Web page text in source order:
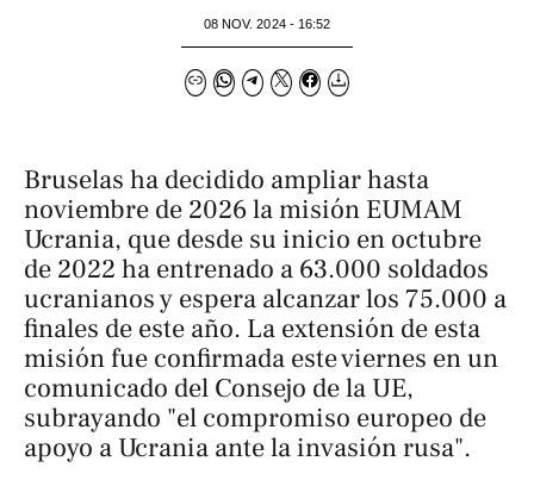
08 NOV. 2024 - 16:52
Bruselas ha decidido ampliar hasta
noviembre de 2026 la misión EUMAM
Ucrania, que desde su inicio en octubre
de 2022 ha entrenado a 63.000 soldados
ucranianos y espera alcanzar los 75.000 a
finales de este año. La extensión de esta
misión fue confirmada este viernes en un
comunicado del Consejo de la UE,
subrayando "el compromiso europeo de
apoyo a Ucrania ante la invasión rusa".